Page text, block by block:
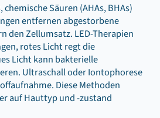
chemische Säuren (AHAs, BHAs)
entfernen abgestorbene
den Zellumsatz. LED‑Therapien
rotes Licht regt die
Licht kann bakterielle
Ultraschall oder Iontophorese
Diese Methoden
auf Hauttyp und -zustand